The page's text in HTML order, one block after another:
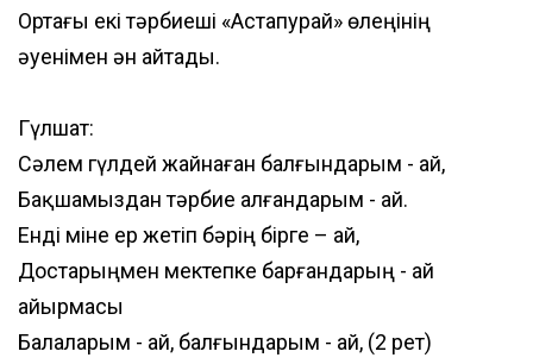
Ортағы екі тәрбиеші «Астапурай» өлеңінің
әуенімен ән айтады.
Гүлшат:
Сәлем гүлдей жайнаған балғындарым - ай,
Бақшамыздан тәрбие алғандарым - ай.
Енді міне ер жетіп бәрің бірге – ай,
Достарыңмен мектепке барғандарың - ай
Қайырмасы
Балаларым - ай, балғындарым - ай, (2 рет)